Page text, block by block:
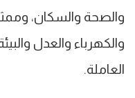
والصحة والسكان،
والكهرباء والعدل
العاملة.